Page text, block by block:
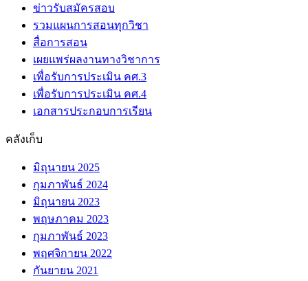
ข่าวรับสมัครสอบ
รวมแผนการสอนทุกวิชา
สื่อการสอน
เผยแพร่ผลงานทางวิชาการ
เพื่อรับการประเมิน คศ.3
เพื่อรับการประเมิน คศ.4
เอกสารประกอบการเรียน
คลังเก็บ
มิถุนายน 2025
กุมภาพันธ์ 2024
มิถุนายน 2023
พฤษภาคม 2023
กุมภาพันธ์ 2023
พฤศจิกายน 2022
กันยายน 2021